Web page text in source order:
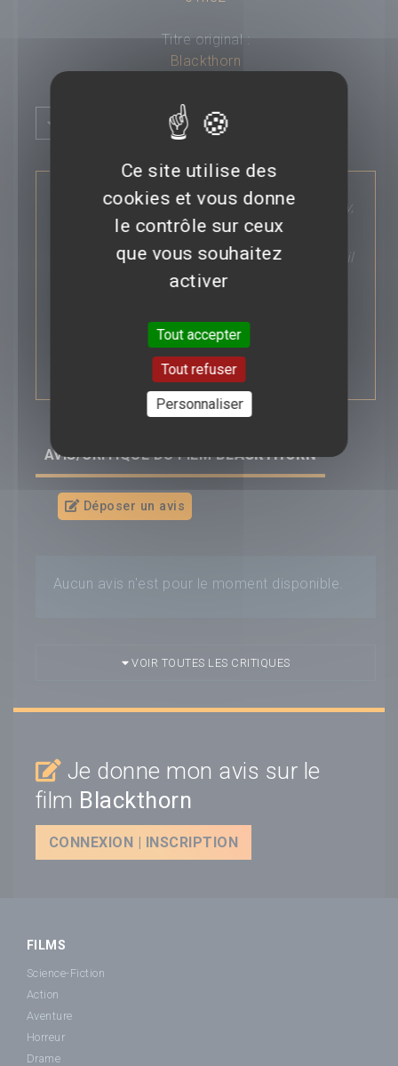
Titre original :
Blackthorn
Compositeur :
Budget :---
Classification :---
Pays :
SYNOPSIS :
Passé pour mort depuis 1908, Butch Cassidy,
le légendaire hors-la-loi, se cache en réalité
James Blackthorn. Au crépuscule de sa vie, il
n’aspire plus qu’à rentrer chez lui pour
rencontrer ce fils qu’il n’a jamais connu.
ingénieur qui vient de braquer la mine dans
laquelle il travaillait, Butch Cassidy démarre
alors sa dernière chevauchée…
AVIS/CRITIQUE DU FILMBLACKTHORN
Déposer un avis
Aucun avis n'est pour le moment disponible.
VOIR TOUTES LES CRITIQUES
Je donne mon avis sur le
film Blackthorn
CONNEXION | INSCRIPTION
FILMS
Science-Fiction
Action
Aventure
Horreur
Drame
Ce site utilise des
cookies et vous donne
le contrôle sur ceux
que vous souhaitez
activer
Tout accepter
Tout refuser
Personnaliser